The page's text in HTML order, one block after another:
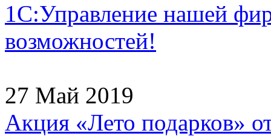
1С:Управление нашей
возможностей!
27 Май 2019
Акция «Лето подарков»